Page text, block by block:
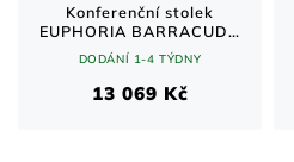
Konferenční stolek
EUPHORIA BARRACUDA
110cm recyklované
masivní 40mm teakové
dřevo bez skleněné desky
DODÁNÍ 1-4 TÝDNY
13 069 Kč